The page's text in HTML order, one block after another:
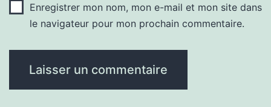
Enregistrer mon nom, mon e-mail et mon site dans
le navigateur pour mon prochain commentaire.